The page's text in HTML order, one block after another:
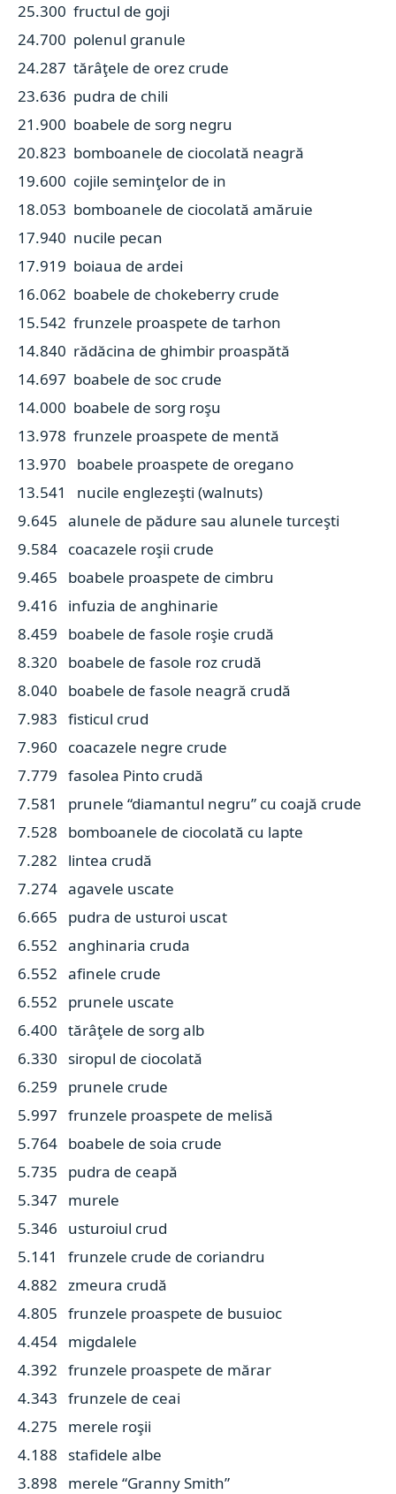
25.300 fructul de goji
24.700 polenul granule
24.287 tărâţele de orez crude
23.636 pudra de chili
21.900 boabele de sorg negru
20.823 bomboanele de ciocolată neagră
19.600 cojile seminţelor de in
18.053 bomboanele de ciocolată amăruie
17.940 nucile pecan
17.919 boiaua de ardei
16.062 boabele de chokeberry crude
15.542 frunzele proaspete de tarhon
14.840 rădăcina de ghimbir proaspătă
14.697 boabele de soc crude
14.000 boabele de sorg roşu
13.978 frunzele proaspete de mentă
13.970 boabele proaspete de oregano
13.541 nucile englezeşti (walnuts)
9.645 alunele de pădure sau alunele turceşti
9.584 coacazele roşii crude
9.465 boabele proaspete de cimbru
9.416 infuzia de anghinarie
8.459 boabele de fasole roşie crudă
8.320 boabele de fasole roz crudă
8.040 boabele de fasole neagră crudă
7.983 fisticul crud
7.960 coacazele negre crude
7.779 fasolea Pinto crudă
7.581 prunele “diamantul negru” cu coajă crude
7.528 bomboanele de ciocolată cu lapte
7.282 lintea crudă
7.274 agavele uscate
6.665 pudra de usturoi uscat
6.552 anghinaria cruda
6.552 afinele crude
6.552 prunele uscate
6.400 tărâţele de sorg alb
6.330 siropul de ciocolată
6.259 prunele crude
5.997 frunzele proaspete de melisă
5.764 boabele de soia crude
5.735 pudra de ceapă
5.347 murele
5.346 usturoiul crud
5.141 frunzele crude de coriandru
4.882 zmeura crudă
4.805 frunzele proaspete de busuioc
4.454 migdalele
4.392 frunzele proaspete de mărar
4.343 frunzele de ceai
4.275 merele roşii
4.188 stafidele albe
3.898 merele “Granny Smith”